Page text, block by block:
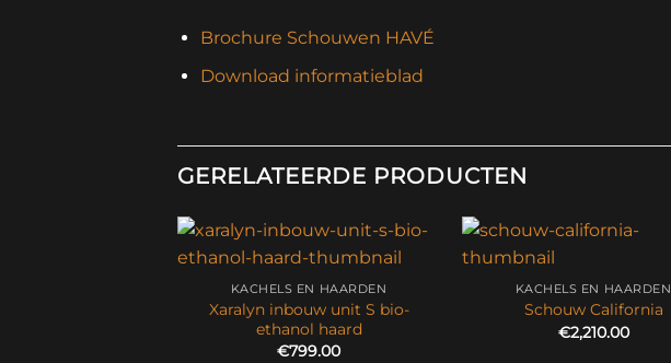
Brochure Schouwen HAVÉ
Download informatieblad
GERELATEERDE PRODUCTEN
KACHELS EN HAARDEN
Xaralyn inbouw unit S bio-
ethanol haard
€799.00
KACHELS EN HAARDEN
Schouw California
€2,210.00